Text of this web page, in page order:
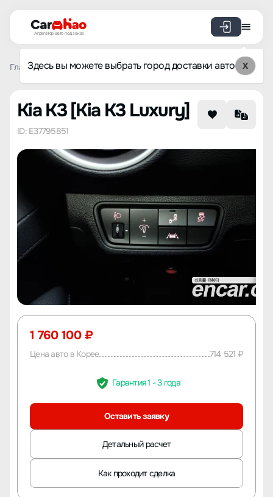
Агрегатор авто под заказ
Здесь вы можете выбрать город доставки авто X
Главная Каталог авто из Кореи Kia K3 Kia K3
Kia K3 [Kia K3 Luxury]
ID: E37795851
1 760 100 ₽
Цена авто в Корее 714 521 ₽
Гарантия 1 - 3 года
Оставить заявку
Детальный расчет
Как проходит сделка